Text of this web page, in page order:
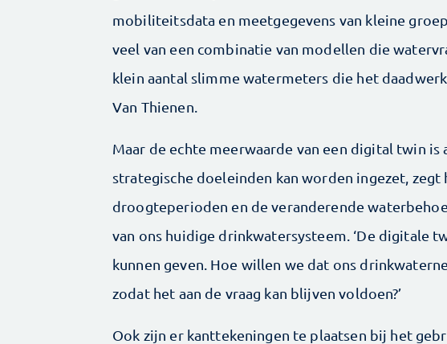
mobiliteitsdata en meetgegevens van kleine
veel van een combinatie van modellen die
klein aantal slimme watermeters die het
Van Thienen.
Maar de echte meerwaarde van een digital twin is
strategische doeleinden kan worden ingezet, zegt
droogteperioden en de veranderende
van ons huidige drinkwatersysteem. ‘De digitale
kunnen geven. Hoe willen we dat ons
zodat het aan de vraag kan blijven voldoen?’
Ook zijn er kanttekeningen te plaatsen bij het